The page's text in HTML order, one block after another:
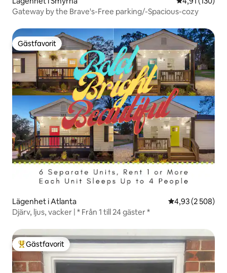
Gateway by the Brave's-Free parking/-Spacious-cozy
Gästfavorit
Gästfavorit
Lägenhet i Atlanta 4,93 av 5 i
4,93 (2 508)
Djärv, ljus, vacker | * Från 1 till 24 gäster *
Populär gästfavorit
Gästfavorit